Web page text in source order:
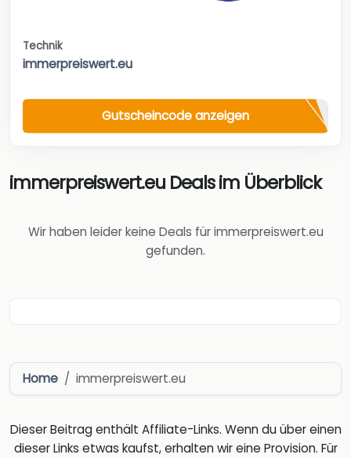
Technik
immerpreiswert.eu
Gutscheincode anzeigen
immerpreiswert.eu Deals im Überblick
Wir haben leider keine Deals für immerpreiswert.eu
gefunden.
Home immerpreiswert.eu
Dieser Beitrag enthält Affiliate-Links. Wenn du über einen
dieser Links etwas kaufst, erhalten wir eine Provision. Für